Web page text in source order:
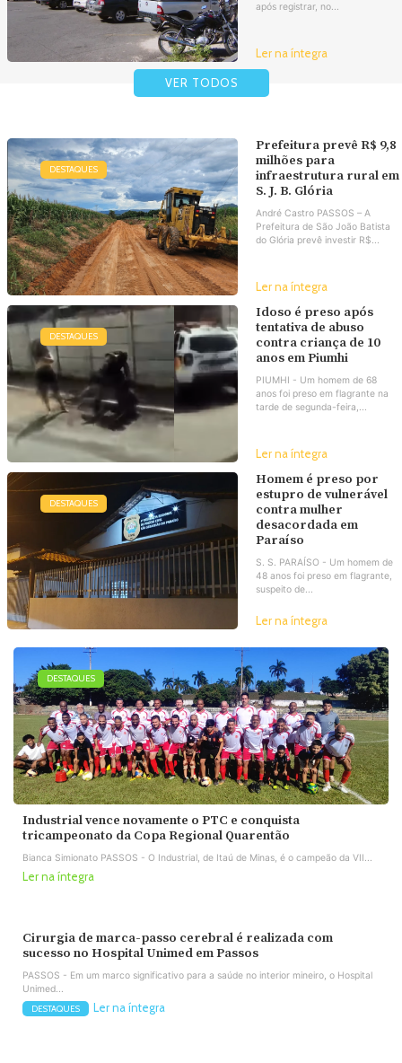
após registrar, no...
Ler na íntegra
VER TODOS
DESTAQUES
Prefeitura prevê R$ 9,8
milhões para
infraestrutura rural em
S. J. B. Glória
André Castro PASSOS – A
Prefeitura de São João Batista
do Glória prevê investir R$...
Ler na íntegra
DESTAQUES
Idoso é preso após
tentativa de abuso
contra criança de 10
anos em Piumhi
PIUMHI - Um homem de 68
anos foi preso em flagrante na
tarde de segunda-feira,...
Ler na íntegra
DESTAQUES
Homem é preso por
estupro de vulnerável
contra mulher
desacordada em
Paraíso
S. S. PARAÍSO - Um homem de
48 anos foi preso em flagrante,
suspeito de...
Ler na íntegra
DESTAQUES
Industrial vence novamente o PTC e conquista
tricampeonato da Copa Regional Quarentão
Bianca Simionato PASSOS - O Industrial, de Itaú de Minas, é o campeão da VII...
Ler na íntegra
Cirurgia de marca-passo cerebral é realizada com
sucesso no Hospital Unimed em Passos
PASSOS - Em um marco significativo para a saúde no interior mineiro, o Hospital
Unimed...
DESTAQUES Ler na íntegra